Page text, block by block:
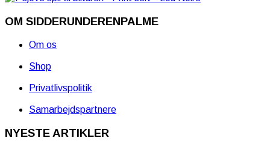
OM SIDDERUNDERENPALME
Om os
Shop
Privatlivspolitik
Samarbejdspartnere
NYESTE ARTIKLER